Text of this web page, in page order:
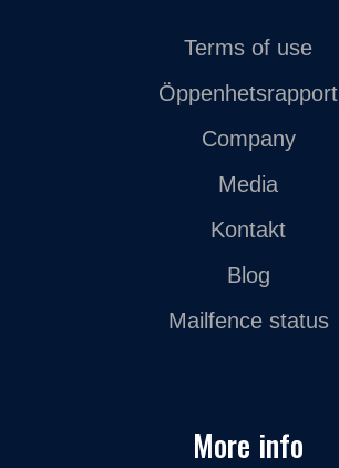
Terms of use
Öppenhetsrapport
Company
Media
Kontakt
Blog
Mailfence status
More info